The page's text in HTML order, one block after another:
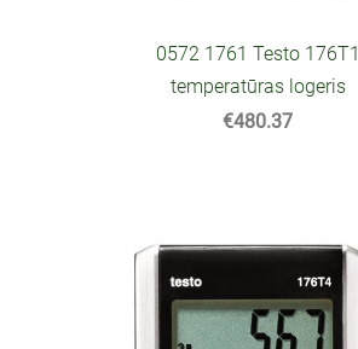
0572 1761 Testo 176T1
temperatūras logeris
€480.37